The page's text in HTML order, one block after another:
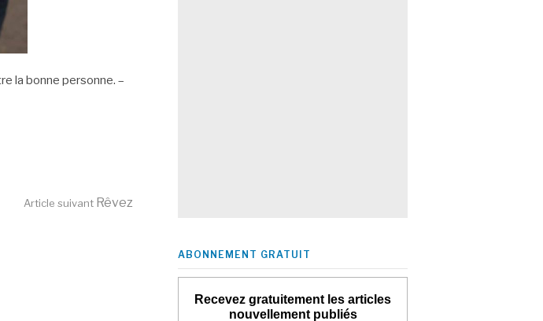
la bonne personne. –
Article suivant Rêvez
ABONNEMENT GRATUIT
Recevez gratuitement les articles
nouvellement publiés